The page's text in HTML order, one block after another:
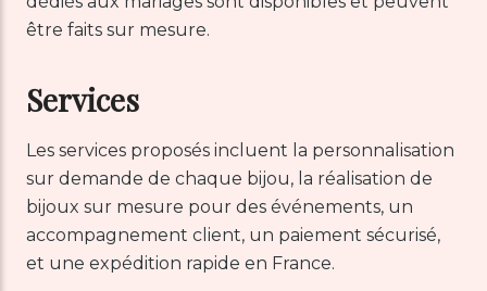
être faits sur mesure.
Services
Les services proposés incluent la personnalisation
sur demande de chaque bijou, la réalisation de
bijoux sur mesure pour des événements, un
accompagnement client, un paiement sécurisé,
et une expédition rapide en France.